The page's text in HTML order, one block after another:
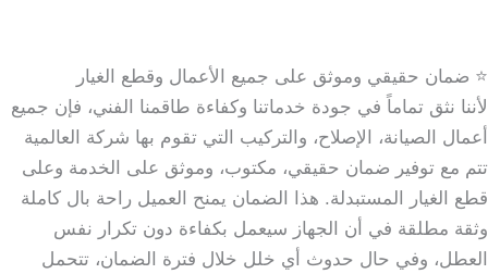
⭐ ضمان حقيقي وموثق على جميع الأعمال وقطع الغيار
لأننا نثق تماماً في جودة خدماتنا وكفاءة طاقمنا الفني، فإن جميع
أعمال الصيانة، الإصلاح، والتركيب التي تقوم بها شركة العالمية
تتم مع توفير ضمان حقيقي، مكتوب، وموثق على الخدمة وعلى
قطع الغيار المستبدلة. هذا الضمان يمنح العميل راحة بال كاملة
وثقة مطلقة في أن الجهاز سيعمل بكفاءة دون تكرار نفس
العطل، وفي حال حدوث أي خلل خلال فترة الضمان، تتحمل